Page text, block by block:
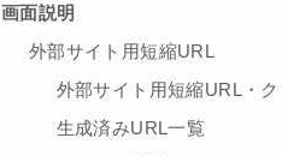
画面説明
外部サイト用短縮URL
外部サイト用短縮URL・
生成済みURL一覧